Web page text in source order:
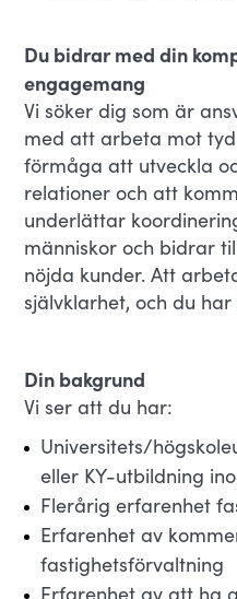
Du bidrar med din
engagemang
Vi söker dig som är
med att arbeta mot
förmåga att utveckla
relationer och att
underlättar
människor och bidrar
nöjda kunder. Att
självklarhet, och du
Din bakgrund
Vi ser att du har:
Universitets/
eller KY-utbildning
Flerårig erfarenhet
Erfarenhet av
fastighetsförvaltning
Erfarenhet av att ha